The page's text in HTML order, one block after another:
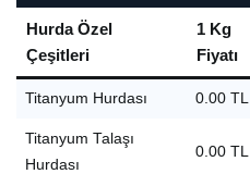
Hurda Özel
Çeşitleri
1 Kg
Fiyatı
Titanyum Hurdası 0.00 TL
Titanyum Talaşı
Hurdası
0.00 TL